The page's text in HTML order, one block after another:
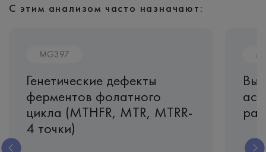
С этим анализом часто назначают:
MG397
Генетические дефекты
ферментов фолатного
цикла (MTHFR, MTR, MTRR-
4 точки)